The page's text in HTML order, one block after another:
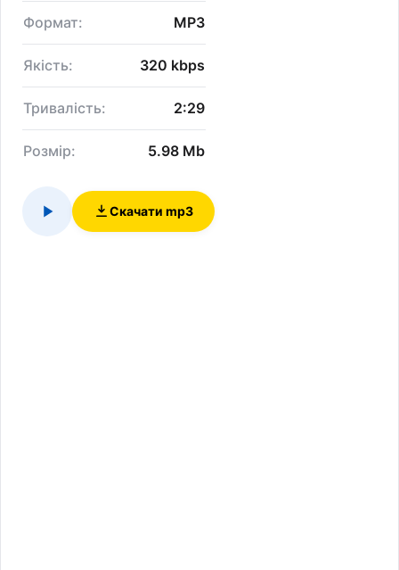
Формат: MP3
Якість: 320 kbps
Тривалість: 2:29
Розмір: 5.98 Mb
Скачати mp3